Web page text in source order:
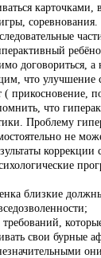
соревнования.
договориться, а
что улучшение
( прикосновение,
что
Проблему
не
близкие
свои бурные